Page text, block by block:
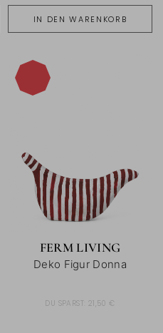
IN DEN WARENKORB
FERM LIVING
Deko Figur Donna
DU SPARST: 21,50 €